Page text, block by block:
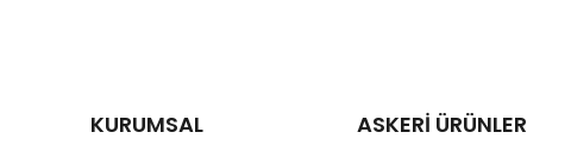
KURUMSAL ASKERİ ÜRÜNLER